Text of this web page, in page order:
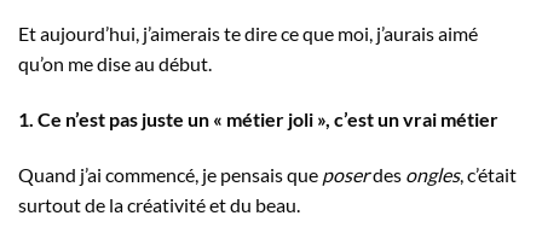
Et aujourd’hui, j’aimerais te dire ce que moi, j’aurais aimé
qu’on me dise au début.
1. Ce n’est pas juste un « métier joli », c’est un vrai métier
Quand j’ai commencé, je pensais que poserdes ongles, c’était
surtout de la créativité et du beau.